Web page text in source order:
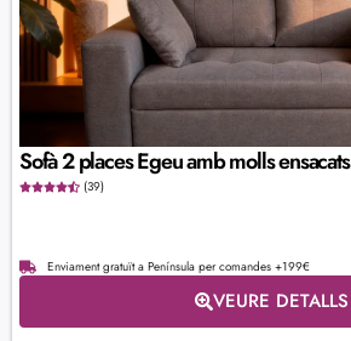
Sofà 2 places Egeu amb molls ensacats
(39)
Enviament gratuït a Península per comandes +199€
VEURE DETALLS